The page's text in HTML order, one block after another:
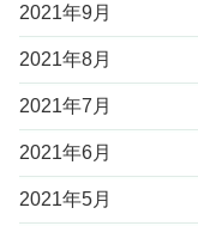
2021年9月
2021年8月
2021年7月
2021年6月
2021年5月